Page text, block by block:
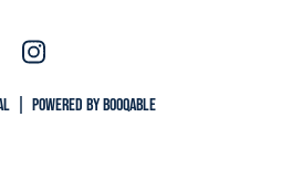
| Powered by Booqable